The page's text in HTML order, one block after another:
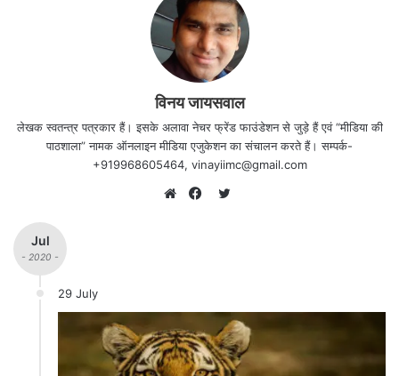
विनय जायसवाल
लेखक स्वतन्त्र पत्रकार हैं। इसके अलावा नेचर फ्रेंड फाउंडेशन से जुड़े हैं एवं “मीडिया की
पाठशाला” नामक ऑनलाइन मीडिया एजुकेशन का संचालन करते हैं। सम्पर्क-
+919968605464, vinayiimc@gmail.com
Jul
- 2020 -
29 July